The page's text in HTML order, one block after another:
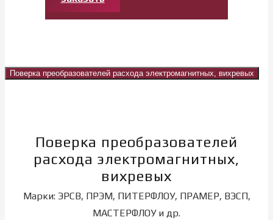
Поверка преобразователей расхода электромагнитных, вихревых
Поверка преобразователей
расхода электромагнитных,
вихревых
Марки: ЭРСВ, ПРЭМ, ПИТЕРФЛОУ, ПРАМЕР, ВЭСП,
МАСТЕРФЛОУ и др.